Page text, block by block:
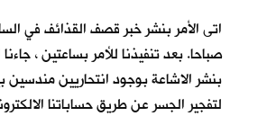
اتى الأمر بنشر خبر قصف القذائف في
صباحا. بعد تنفيذنا للأمر بساعتين ،
بنشر الاشاعة بوجود انتحاريين مندسين
لتفجير الجسر عن طريق حساباتنا